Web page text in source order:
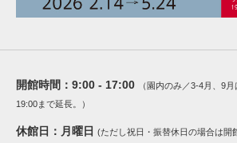
開館時間： 9:00 - 17:00
（園内のみ／3-4月、9
19:00まで延長。）
休館日： 月曜日 (ただし祝日・振替休日の場合は開